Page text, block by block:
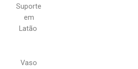
Suporte
em
Latão
Vaso